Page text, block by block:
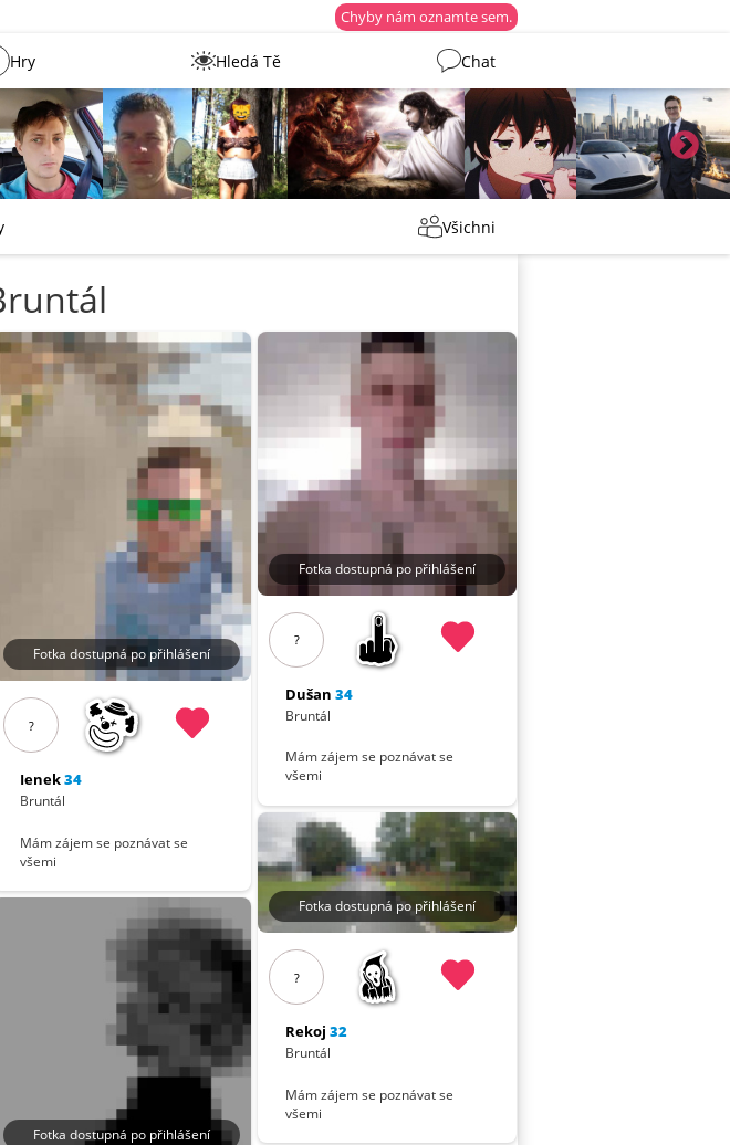
Chyby nám oznamte sem.
Hry Hledá Tě Chat
Všichni
Fotka dostupná po přihlášení
?
Ienek34
Bruntál
Mám zájem se poznávat se
všemi
Fotka dostupná po přihlášení
Fotka dostupná po přihlášení
?
Dušan 34
Bruntál
Mám zájem se poznávat se
všemi
Fotka dostupná po přihlášení
?
Rekoj 32
Bruntál
Mám zájem se poznávat se
všemi